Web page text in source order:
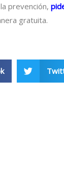
prevención,
gratuita.